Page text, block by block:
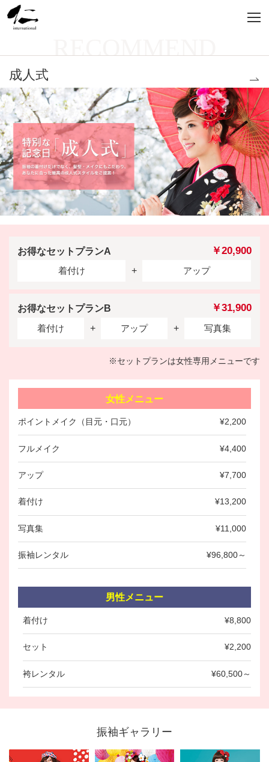
RECOMMEND
成人式
お得なセットプランA ￥20,900
着付け + アップ
お得なセットプランB ￥31,900
着付け + アップ + 写真集
※セットプランは女性専用メニューです
女性メニュー
ポイントメイク（目元・口元） ¥2,200
フルメイク ¥4,400
アップ ¥7,700
着付け ¥13,200
写真集 ¥11,000
振袖レンタル ¥96,800～
男性メニュー
着付け ¥8,800
セット ¥2,200
袴レンタル ¥60,500～
振袖ギャラリー